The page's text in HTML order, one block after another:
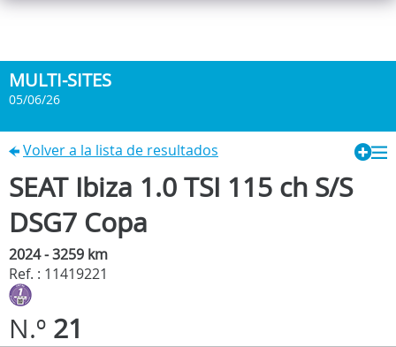
MULTI-SITES
05/06/26
Volver a la lista de resultados
SEAT Ibiza 1.0 TSI 115 ch S/S
DSG7 Copa
2024 - 3259 km
Ref. : 11419221
N.º 21